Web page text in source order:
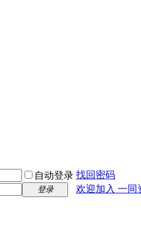
自动登录 找回密码
登录 欢迎加入 一同